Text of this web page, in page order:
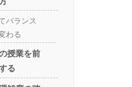
バランス
わる
授業を前
る